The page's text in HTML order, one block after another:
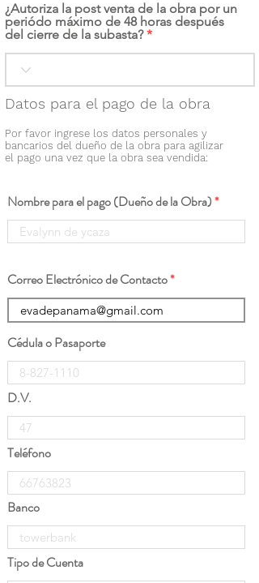
¿Autoriza la post venta de la obra por un
periódo máximo de 48 horas después
del cierre de la subasta?
Datos para el pago de la obra
Por favor ingrese los datos personales y
bancarios del dueño de la obra para agilizar
el pago una vez que la obra sea vendida:
Nombre para el pago (Dueño de la Obra)
Correo Electrónico de Contacto
Cédula o Pasaporte
D.V.
Teléfono
Banco
Tipo de Cuenta